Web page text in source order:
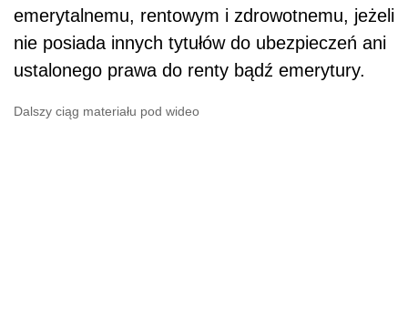
emerytalnemu, rentowym i zdrowotnemu, jeżeli
nie posiada innych tytułów do ubezpieczeń ani
ustalonego prawa do renty bądź emerytury.
Dalszy ciąg materiału pod wideo